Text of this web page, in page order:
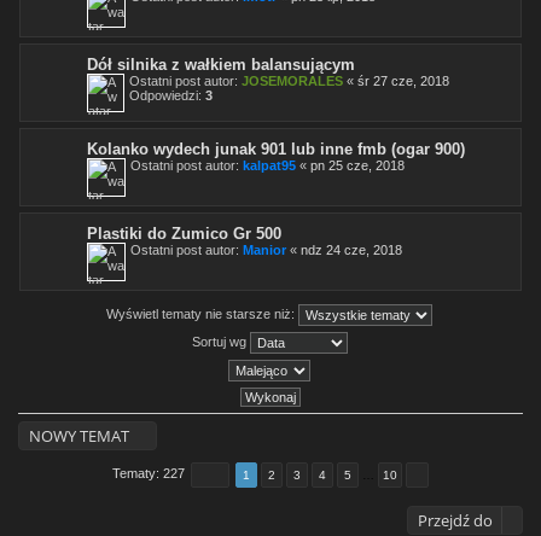
Dół silnika z wałkiem balansującym
Ostatni post autor: JOSEMORALES « śr 27 cze, 2018
Odpowiedzi: 3
Kolanko wydech junak 901 lub inne fmb (ogar 900)
Ostatni post autor: kalpat95 « pn 25 cze, 2018
Plastiki do Zumico Gr 500
Ostatni post autor: Manior « ndz 24 cze, 2018
Wyświetl tematy nie starsze niż:
Sortuj wg
NOWY TEMAT
Tematy: 227 1 2 3 4 5 10
Przejdź do